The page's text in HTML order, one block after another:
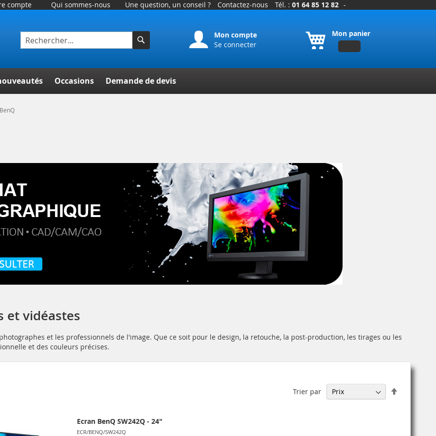
compte Qui sommes-nous Une question, un conseil ? Contactez-nous Tél. : 01 64 85 12 82 -
Mon panier
Mon compte
Se connecter
Occasions Demande de devis
et vidéastes
et les professionnels de l'image. Que ce soit pour le design, la retouche, la post-production, les tirages ou les
et des couleurs précises.
Trier par
Ecran BenQ SW242Q - 24"
ECR/BENQ/SW242Q